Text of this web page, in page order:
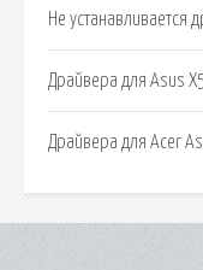
Не устанавливается
Драйвера для Asus
Драйвера для Acer